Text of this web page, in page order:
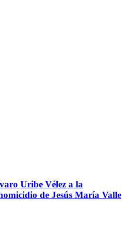
Uribe Vélez a la
de Jesús María Valle